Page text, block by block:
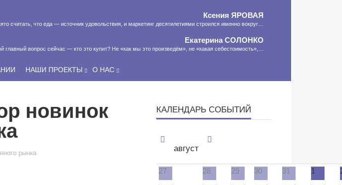
Ксения ЯРОВАЯ
считать, что еда — источник удовольствия, и маркетинг десятилетиями строился именно вокруг…
Екатерина СОЛОНКО
главный вопрос сейчас — кто это купит? Не «как мы это произведём», не «какая себестоимость»,…
НАШИ ПРОЕКТЫ О НАС
новинок
рынка
КАЛЕНДАРЬ СОБЫТИЙ
август
27 28 29 30 31 1